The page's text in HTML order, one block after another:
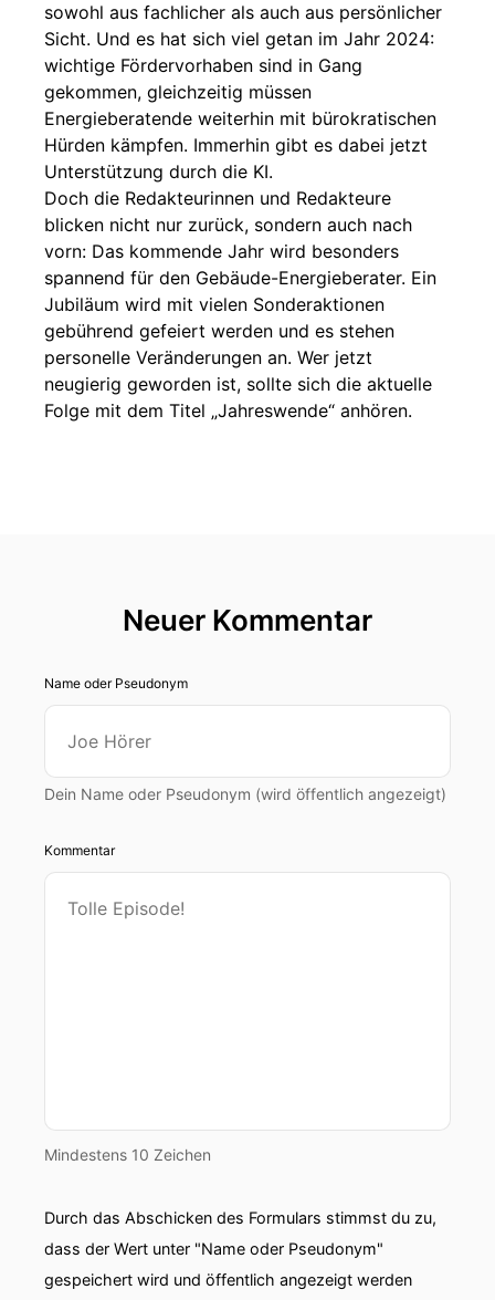
sowohl aus fachlicher als auch aus persönlicher
Sicht. Und es hat sich viel getan im Jahr 2024:
wichtige Fördervorhaben sind in Gang
gekommen, gleichzeitig müssen
Energieberatende weiterhin mit bürokratischen
Hürden kämpfen. Immerhin gibt es dabei jetzt
Unterstützung durch die KI.
Doch die Redakteurinnen und Redakteure
blicken nicht nur zurück, sondern auch nach
vorn: Das kommende Jahr wird besonders
spannend für den Gebäude-Energieberater. Ein
Jubiläum wird mit vielen Sonderaktionen
gebührend gefeiert werden und es stehen
personelle Veränderungen an. Wer jetzt
neugierig geworden ist, sollte sich die aktuelle
Folge mit dem Titel „Jahreswende“ anhören.
Neuer Kommentar
Name oder Pseudonym
Dein Name oder Pseudonym (wird öffentlich angezeigt)
Kommentar
Mindestens 10 Zeichen
Durch das Abschicken des Formulars stimmst du zu,
dass der Wert unter "Name oder Pseudonym"
gespeichert wird und öffentlich angezeigt werden